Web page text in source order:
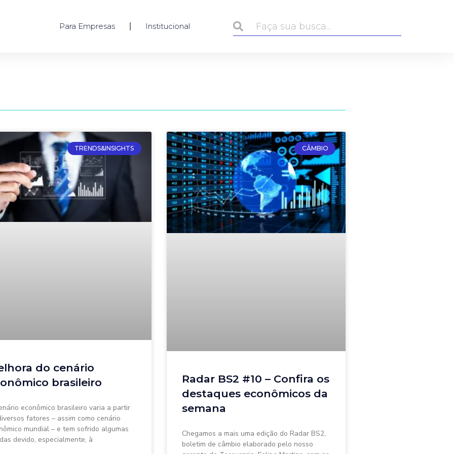
Para Empresas Institucional
TRENDS&INSIGHTS
do cenário
brasileiro
econômico brasileiro varia a partir
fatores – assim como cenário
mundial – e tem sofrido algumas
devido, especialmente, à
CÂMBIO
Radar BS2 #10 – Confira os
destaques econômicos da
semana
Chegamos a mais uma edição do Radar BS2,
boletim de câmbio elaborado pelo nosso